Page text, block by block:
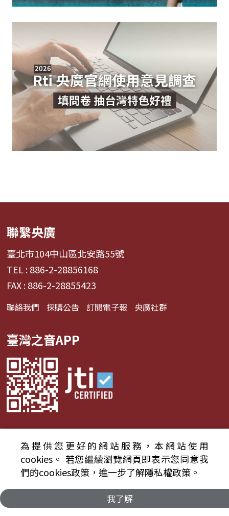
聯繫央廣
臺北市104中山區北安路55號
TEL : 886-2-28856168
FAX : 886-2-28855423
聯絡我們 採購公告 訂閱電子報 央廣社群
臺灣之音APP
© 2024財團法人中央廣播電臺 版權所有
資通安全政策聲明
服務條款 隱私權條款
為提供您更好的網站服務，本網站使用
cookies。 若您繼續瀏覽網頁即表示您同意我
們的cookies政策，進一步了解隱私權政策。
我了解